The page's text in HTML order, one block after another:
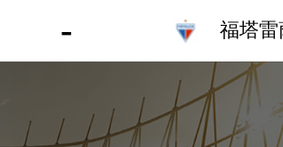
- 福塔雷